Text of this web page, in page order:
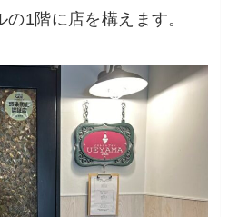
の1階に店を構えます。